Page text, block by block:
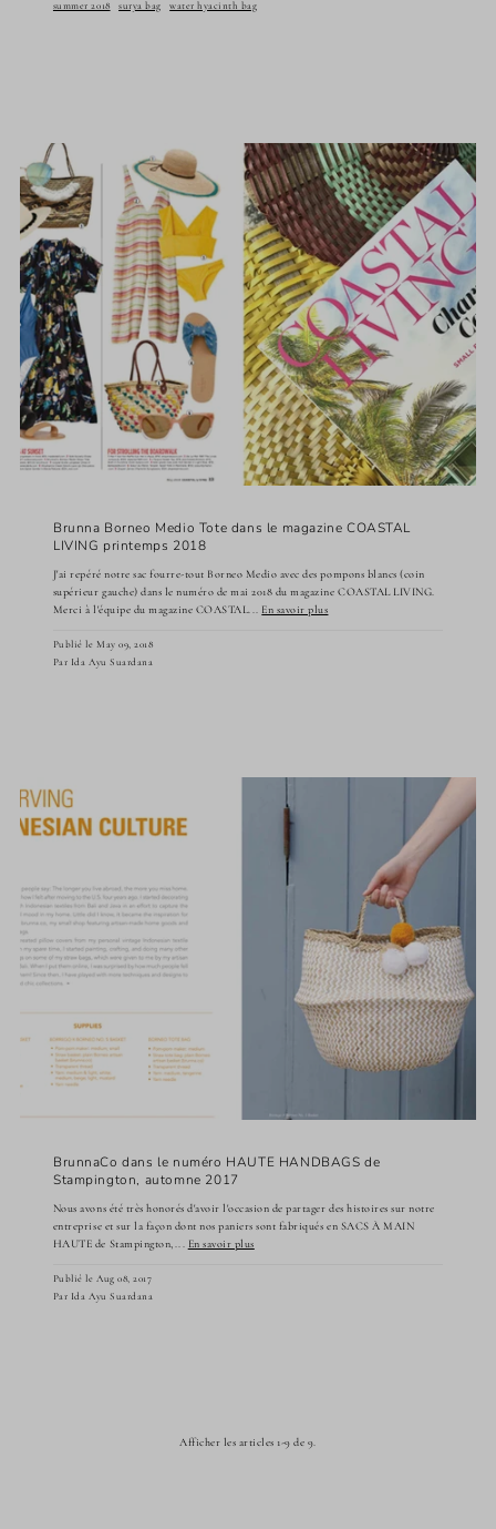
summer 2018
surya bag water hyacinth bag
Brunna Borneo Medio Tote dans le magazine COASTAL
LIVING printemps 2018
J'ai repéré notre sac fourre-tout Borneo Medio avec des pompons blancs (coin
supérieur gauche) dans le numéro de mai 2018 du magazine COASTAL LIVING.
Merci à l'équipe du magazine COASTAL... En savoir plus
Publié le May 09, 2018
Par Ida Ayu Suardana
BrunnaCo dans le numéro HAUTE HANDBAGS de
Stampington, automne 2017
Nous avons été très honorés d'avoir l'occasion de partager des histoires sur notre
entreprise et sur la façon dont nos paniers sont fabriqués en SACS À MAIN
HAUTE de Stampington,... En savoir plus
Publié le Aug 08, 2017
Par Ida Ayu Suardana
Afficher les articles 1-9 de 9.